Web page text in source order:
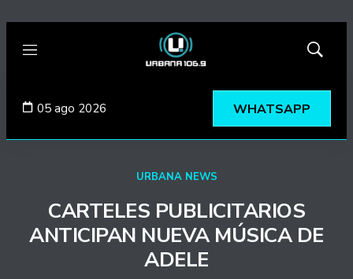
Menú
Mostrar
05 ago 2026 WHATSAPP
URBANA NEWS
CARTELES PUBLICITARIOS
ANTICIPAN NUEVA MÚSICA DE
ADELE